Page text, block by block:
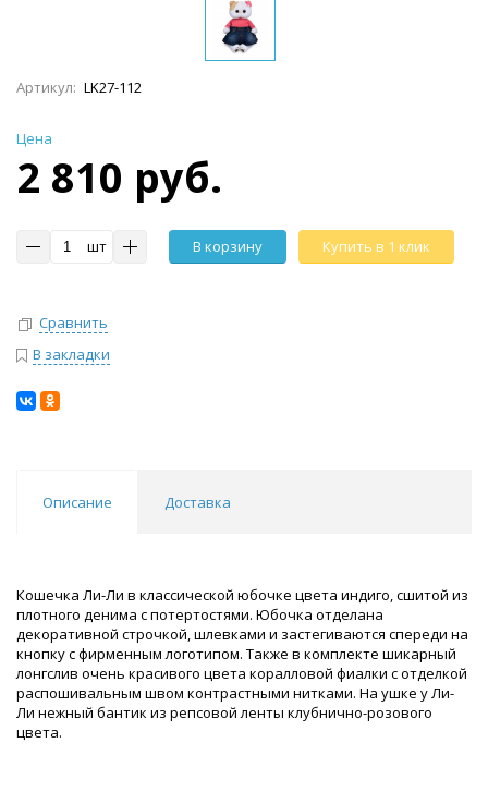
Артикул: LK27-112
Цена
2 810 руб.
шт В корзину Купить в 1 клик
Сравнить
В закладки
Описание Доставка
Кошечка Ли-Ли в классической юбочке цвета индиго, сшитой из
плотного денима с потертостями. Юбочка отделана
декоративной строчкой, шлевками и застегиваются спереди на
кнопку с фирменным логотипом. Также в комплекте шикарный
лонгслив очень красивого цвета коралловой фиалки с отделкой
распошивальным швом контрастными нитками. На ушке у Ли-
Ли нежный бантик из репсовой ленты клубнично-розового
цвета.